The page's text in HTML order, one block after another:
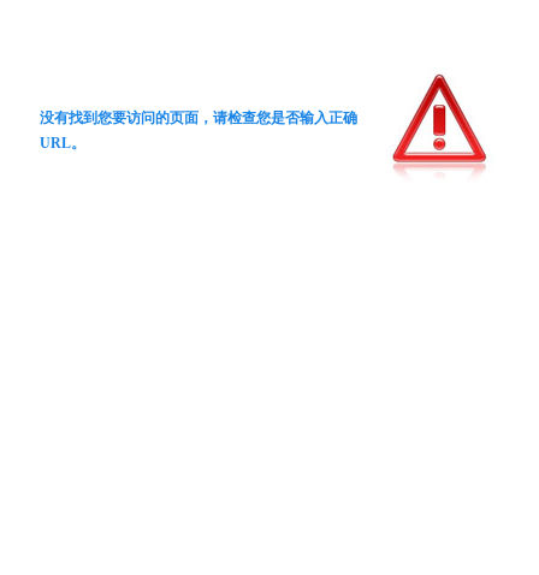
没有找到您要访问的页面，请检查您是否输入正确
URL。